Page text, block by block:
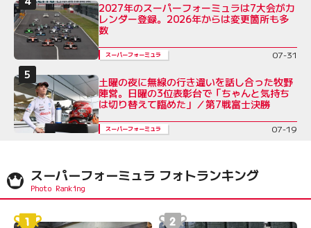
2027年のスーパーフォーミュラは7大会がカ
レンダー登録。2026年からは変更箇所も多
数
スーパーフォーミュラ 07-31
土曜の夜に無線の行き違いを話し合った牧野
陣営。日曜の3位表彰台で「ちゃんと気持ち
は切り替えて臨めた」／第7戦富士決勝
スーパーフォーミュラ 07-19
スーパーフォーミュラ フォトランキング